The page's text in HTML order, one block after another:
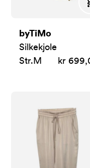
byTiMo
Silkekjole
Str.M kr